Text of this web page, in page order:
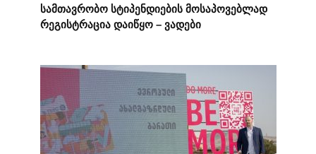
სამთავრობო სტიპენდიების მოსაპოვებლად
რეგისტრაცია დაიწყო – ვადები